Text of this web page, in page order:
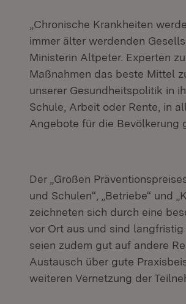
„Chronische Krankheiten
immer älter werdenden
Ministerin Altpeter. Experten
Maßnahmen das beste Mittel
unserer Gesundheitspolitik in
Schule, Arbeit oder Rente, in
Angebote für die Bevölkerung
Der „Großen
und Schulen“, „Betriebe“ und
zeichneten sich durch eine
vor Ort aus und sind
seien zudem gut auf andere
Austausch über gute
weiteren Vernetzung der